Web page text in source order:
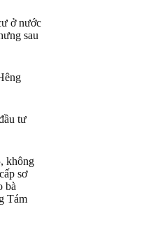
ở nước
sau
tư
không
sơ
bà
Tám